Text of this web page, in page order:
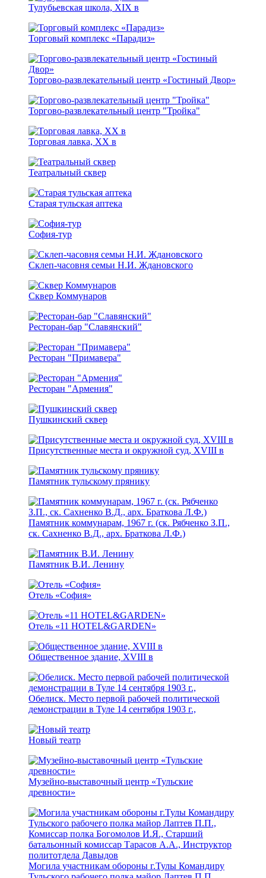
Тулубьевская школа, ХIX в
Торговый комплекс «Парадиз»
Торгово-развлекательный центр «Гостиный Двор»
Торгово-развлекательный центр "Тройка"
Торговая лавка, XX в
Театральный сквер
Старая тульская аптека
София-тур
Склеп-часовня семьи Н.И. Ждановского
Сквер Коммунаров
Ресторан-бар "Славянский"
Ресторан "Примавера"
Ресторан "Армения"
Пушкинский сквер
Присутственные места и окружной суд, XVIII в
Памятник тульскому прянику
Памятник коммунарам, 1967 г. (ск. Рябченко З.П.,
ск. Сахненко В.Д., арх. Браткова Л.Ф.)
Памятник В.И. Ленину
Отель «София»
Отель «11 HOTEL&GARDEN»
Общественное здание, XVIII в
Обелиск. Место первой рабочей политической
демонстрации в Туле 14 сентября 1903 г.,
Новый театр
Музейно-выставочный центр «Тульские
древности»
Могила участникам обороны г.Тулы Командиру